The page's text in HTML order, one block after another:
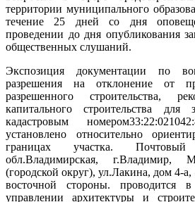
территории муниципального
течение 25 дней со дня
проведении до дня опубликования
общественных слушаний.
Экспозиция документации по
разрешения на отклонение от
разрешенного строительства,
капитального строительства для
кадастровым
установлено относительно
границах участка.
обл.Владимирская,
(городской округ), ул.Лакина, дом 4-а,
восточной стороны.
управлении архитектуры и